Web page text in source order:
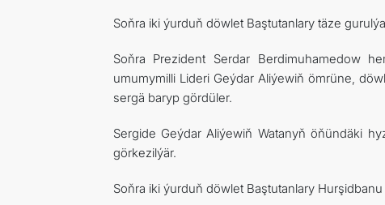
Soňra iki ýurduň döwlet Baştutanlary täze
Soňra Prezident Serdar Berdimuhamedow
umumymilli Lideri Geýdar Aliýewiň ömrüne,
sergä baryp gördüler.
Sergide Geýdar Aliýewiň Watanyň öňündäki
görkezilýär.
Soňra iki ýurduň döwlet Baştutanlary